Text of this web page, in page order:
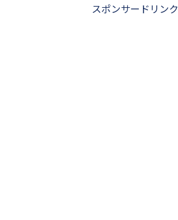
スポンサードリンク